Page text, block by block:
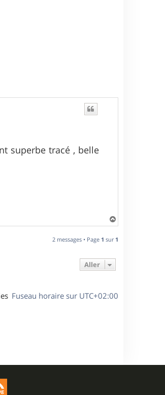
superbe tracé , belle
a
t
2 messages • Page 1 sur 1
Aller
Fuseau horaire sur UTC+02:00